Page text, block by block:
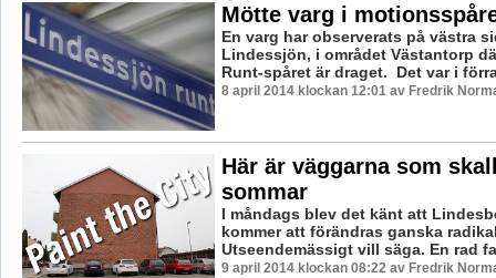
Mötte varg i
En varg har observerats på västra
Lindessjön, i området Västantorp
Runt-spåret är draget. Det var i
8 april 2014 klockan 12:01 av Fredrik
Här är väggarna som
sommar
I måndags blev det känt att
kommer att förändras ganska
Utseendemässigt vill säga. En rad
9 april 2014 klockan 08:22 av Fredrik